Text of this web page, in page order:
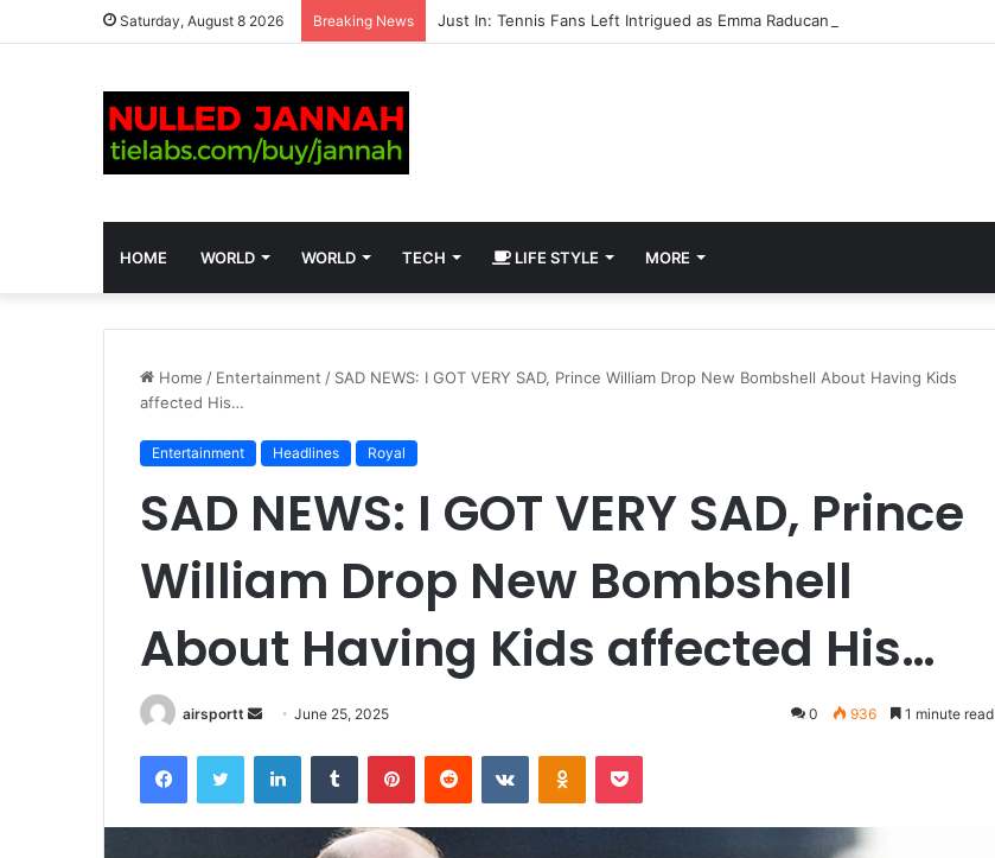
Saturday, August 8 2026 Breaking News
HOME WORLD WORLD TECH LIFE STYLE MORE
Home / Entertainment / SAD NEWS: I GOT VERY SAD, Prince William Drop New Bombshell About Having Kids
affected His…
Entertainment Headlines Royal
SAD NEWS: I GOT VERY SAD, Prince
William Drop New Bombshell
About Having Kids affected His…
airsportt
d
a
June 25, 2025 0 936 1 minute read